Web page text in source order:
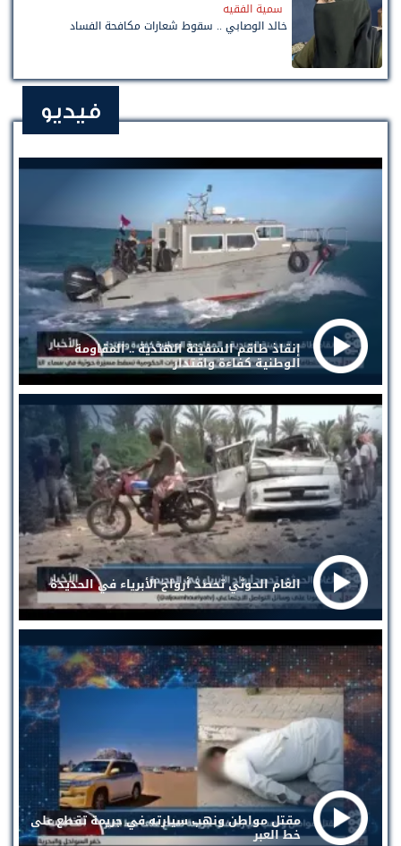
سمية الفقيه
خالد الوصابي .. سقوط شعارات مكافحة الفساد
فيديو
إنقاذ طاقم السفينة الهندية .. المقاومة
الوطنية كفاءة واقتدار
الغام الحوثي تحصد أرواح الأبرياء في الحديدة
مقتل مواطن ونهب سيارته في جريمة تقطع على
خط العبر